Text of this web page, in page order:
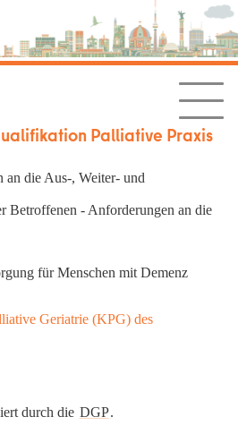
Palliative Praxis
an die Aus-, Weiter- und
Betroffenen - Anforderungen an die
für Menschen mit Demenz
Geriatrie (KPG) des
durch die DGP.